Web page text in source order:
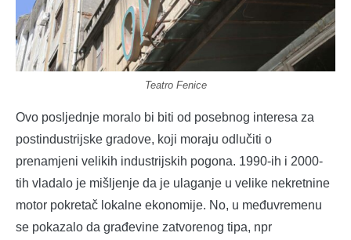
Teatro Fenice
Ovo posljednje moralo bi biti od posebnog interesa za
postindustrijske gradove, koji moraju odlučiti o
prenamjeni velikih industrijskih pogona. 1990-ih i 2000-
tih vladalo je mišljenje da je ulaganje u velike nekretnine
motor pokretač lokalne ekonomije. No, u međuvremenu
se pokazalo da građevine zatvorenog tipa, npr